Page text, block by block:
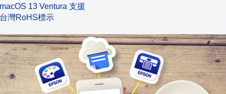
macOS 13 Ventura 支援
台灣RoHS標示